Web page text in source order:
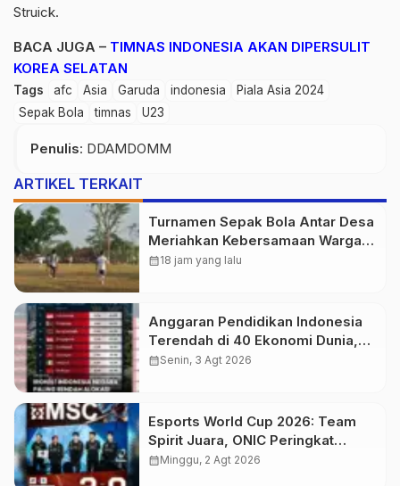
Struick.
BACA JUGA – TIMNAS INDONESIA AKAN DIPERSULIT
KOREA SELATAN
Tags afc Asia Garuda indonesia
Piala Asia 2024
Sepak Bola
timnas U23
Penulis: DDAMDOMM
ARTIKEL TERKAIT
Turnamen Sepak Bola Antar Desa
Meriahkan Kebersamaan Warga
Purwasedar
calendar_month18 jam yang lalu
Anggaran Pendidikan Indonesia
Terendah di 40 Ekonomi Dunia,
Tantangan Akses Pendidikan
calendar_monthSenin, 3 Agt 2026
Esports World Cup 2026: Team
Spirit Juara, ONIC Peringkat
Ketiga
calendar_monthMinggu, 2 Agt 2026